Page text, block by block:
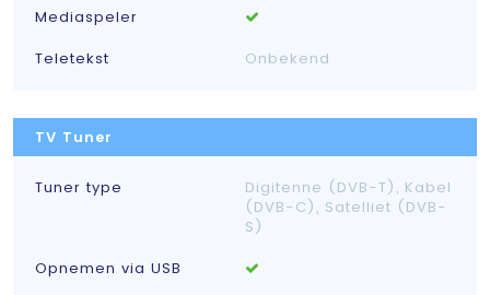
Mediaspeler
Teletekst
Onbekend
TV Tuner
Tuner type
Digitenne (DVB-T), Kabel
(DVB-C), Satelliet (DVB-
S)
Opnemen via USB